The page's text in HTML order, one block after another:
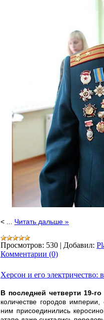
< Читать дальше »
Просмотров: 530 | Добавил:
Комментарии (0)
Херсон и его электричество:
В последней четверти 19-
количестве городов
ним присоединились